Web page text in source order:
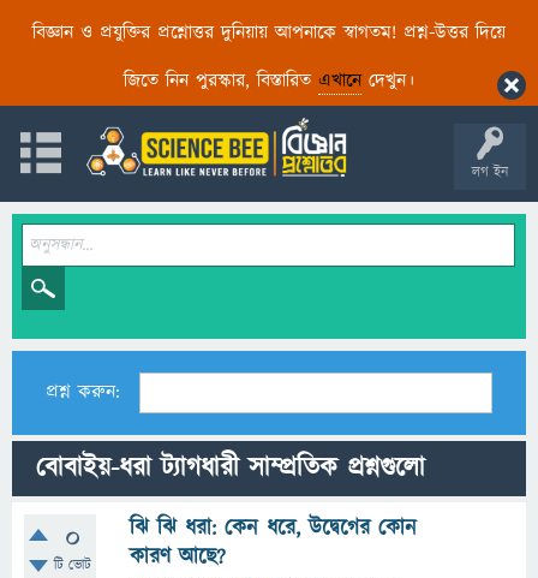
বিজ্ঞান ও প্রযুক্তির প্রশ্নোত্তর দুনিয়ায় আপনাকে স্বাগতম! প্রশ্ন-উত্তর দিয়ে
জিতে নিন পুরস্কার, বিস্তারিত এখানেদেখুন।
লগ ইন
প্রশ্ন করুন:
বোবাইয়-ধরা ট্যাগধারী সাম্প্রতিক প্রশ্নগুলো
0
টি ভোট
ঝি ঝি ধরা: কেন ধরে, উদ্বেগের কোন
কারণ আছে?